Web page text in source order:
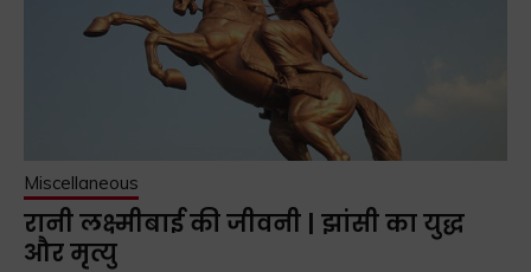
Miscellaneous
रानी लक्ष्मीबाई की जीवनी | झांसी का युद्ध
और मृत्यु